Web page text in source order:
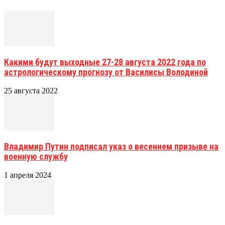
Какими будут выходные 27-28 августа 2022 года по
астрологическому прогнозу от Василисы Володиной
25 августа 2022
Владимир Путин подписал указ о весеннем призыве на
военную службу
1 апреля 2024